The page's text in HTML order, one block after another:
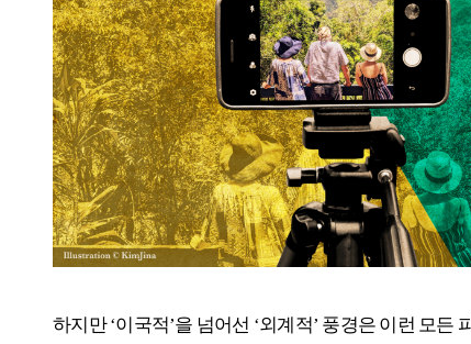
하지만 ‘이국적’을 넘어선 ‘외계적’ 풍경은 이런 모